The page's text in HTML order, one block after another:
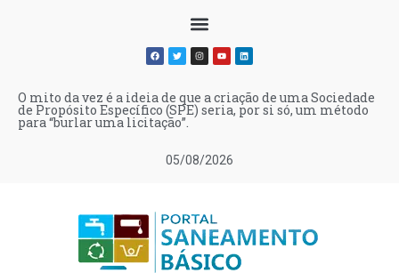
05/08/2026
O mito da vez é a ideia de que a criação de uma Sociedade
de Propósito Específico (SPE) seria, por si só, um método
para “burlar uma licitação”.